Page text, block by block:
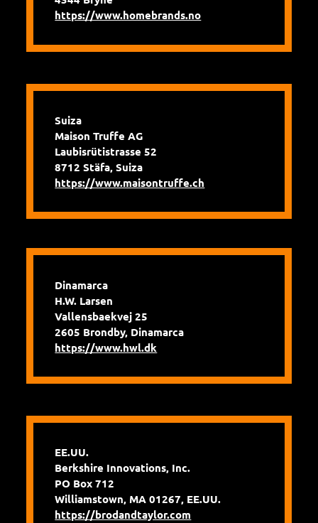
https://www.homebrands.no
Suiza
Maison Truffe AG
Laubisrütistrasse 52
8712 Stäfa, Suiza
https://www.maisontruffe.ch
Dinamarca
H.W. Larsen
Vallensbaekvej 25
2605 Brondby, Dinamarca
https://www.hwl.dk
EE.UU.
Berkshire Innovations, Inc.
PO Box 712
Williamstown, MA 01267, EE.UU.
https://brodandtaylor.com